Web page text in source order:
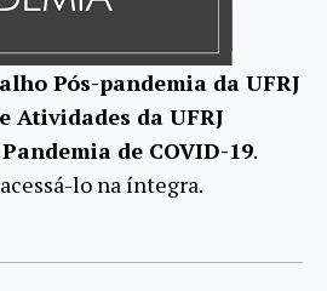
Pós-pandemia da UFRJ
Atividades da UFRJ
de COVID-19.
lo na íntegra.